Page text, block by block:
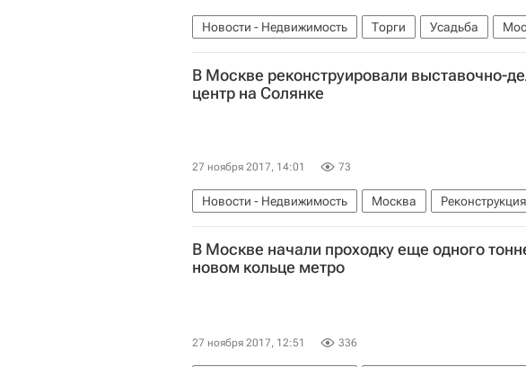
Новости - Недвижимость Торги Усадьба
Россия
В Москве реконструировали выставочно-
центр на Солянке
27 ноября 2017, 14:01 73
Новости - Недвижимость Москва Реконструкция
Россия
В Москве начали проходку еще одного
новом кольце метро
27 ноября 2017, 12:51 336